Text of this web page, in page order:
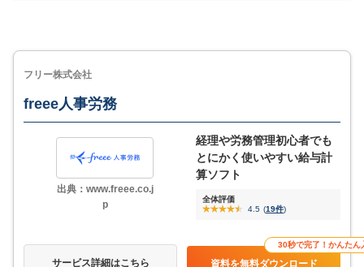
所得税や住民税率は手動で変更する必要がある
ジンジャー給与を導入したことで、勤怠データの手入力ほぼ不要
り、確認作業の時間短縮にもつながっています。クラウド上で作
業できるため、場所を問わず作業できる点もメリットです。
フリー株式会社
freee人事労務
出典：www.freee.co.j
p
経理や労務管理初心者でも
とにかく使いやすい給与計
算ソフト
全体評価
4.5 (19件)
30秒で完了！かんたん
資料を無料ダウンロード
サービス詳細はこちら